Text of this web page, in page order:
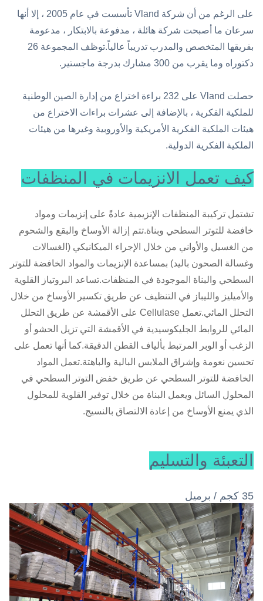
على الرغم من أن شركة Vland تأسست في عام 2005 ، إلا أنها
سرعان ما أصبحت شركة هائلة ، مدفوعة بالابتكار ، مدعومة
بفريقها المتخصص والمدرب تدريباً عالياً.توظف المجموعة 26
دكتوراه وما يقرب من 300 مشارك بدرجة ماجستير.
حصلت Vland على 232 براءة اختراع من إدارة الصين الوطنية
للملكية الفكرية ، بالإضافة إلى عشرات براءات الاختراع من
هيئات الملكية الفكرية الأمريكية والأوروبية وغيرها من هيئات
الملكية الفكرية الدولية.
كيف تعمل الانزيمات في المنظفات
تشتمل تركيبة المنظفات الإنزيمية عادةً على إنزيمات ومواد
خافضة للتوتر السطحي وبناة.تتم إزالة الأوساخ والبقع والشحوم
من الغسيل والأواني من خلال الإجراء الميكانيكي (الغسالات
وغسالة الصحون باليد) بمساعدة الإنزيمات والمواد الخافضة للتوتر
السطحي والبناة الموجودة في المنظفات.تساعد البروتياز القلوية
والأميليز والليباز في التنظيف عن طريق تكسير الأوساخ من خلال
التحلل المائي.تعمل Cellulase على الأقمشة عن طريق التحلل
المائي للروابط الجليكوسيدية في الأقمشة التي تزيل الحشو أو
الزغب أو الوبر المرتبط بألياف القطن الدقيقة.كما أنها تعمل على
تحسين نعومة وإشراق الملابس البالية والباهتة.تعمل المواد
الخافضة للتوتر السطحي عن طريق خفض التوتر السطحي في
المحلول السائل ويعمل البناة من خلال توفير القلوية للمحلول
الذي يمنع الأوساخ من إعادة الالتصاق بالنسيج.
التعبئة والتسليم
35 كجم / برميل